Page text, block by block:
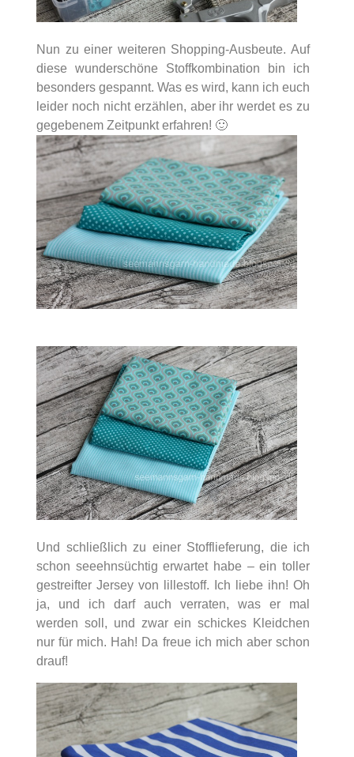
Nun zu einer weiteren Shopping-Ausbeute. Auf
diese wunderschöne Stoffkombination bin ich
besonders gespannt. Was es wird, kann ich euch
leider noch nicht erzählen, aber ihr werdet es zu
gegebenem Zeitpunkt erfahren! 🙂
Und schließlich zu einer Stofflieferung, die ich
schon seeehnsüchtig erwartet habe – ein toller
gestreifter Jersey von lillestoff. Ich liebe ihn! Oh
ja, und ich darf auch verraten, was er mal
werden soll, und zwar ein schickes Kleidchen
nur für mich. Hah! Da freue ich mich aber schon
drauf!